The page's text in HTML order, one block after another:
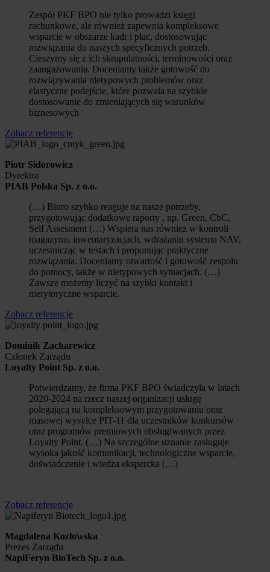
Zespół PKF BPO nie tylko prowadzi księgi
rachunkowe, ale również zapewnia kompleksowe
wsparcie w obszarze kadr i płac, dostosowując
rozwiązania do naszych specyficznych potrzeb.
Cieszymy się z ich skrupulatności, terminowości oraz
zaangażowania. Doceniamy także gotowość do
rozwiązywania nietypowych problemów oraz
elastyczne podejście, które pozwala na szybkie
dostosowanie do zmieniających się warunków
biznesowych
Zobacz referencje
Piotr Sidorowicz
Dyrektor
PIAB Polska Sp. z o.o.
(…) Biuro szybko reaguje na nasze potrzeby,
przygotowując dodatkowe raporty , np. Green, CbC,
Self Assesment (…) Wspiera nas również w kontroli
magazynu, inwentaryzacjach, wdrażaniu systemu NAV,
uczestnicząc w testach i proponując praktyczne
rozwiązania. Doceniamy otwartość i gotowość zespołu
do pomocy, także w nietypowych sytuacjach. (…)
Zawsze możemy liczyć na szybki kontakt i
merytoryczne wsparcie.
Zobacz referencje
Dominik Zacharewicz
Członek Zarządu
Loyalty Point Sp. z o.o.
Potwierdzamy, że firma PKF BPO świadczyła w latach
2020-2024 na rzecz naszej organizacji usługę
polegającą na kompleksowym przygotowaniu oraz
masowej wysyłce PIT-11 dla uczestników konkursów
oraz programów premiowych obsługiwanych przez
Loyalty Point. (…) Na szczególne uznanie zasługuje
wysoka jakość komunikacji, technologiczne wsparcie,
doświadczenie i wiedza ekspercka (…)
Zobacz referencje
Magdalena Kozłowska
Prezes Zarządu
NapiFeryn BioTech Sp. z o.o.